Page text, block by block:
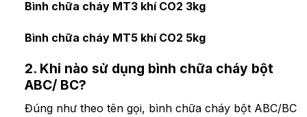
Bình chữa cháy MT3 khí CO2 3kg
Bình chữa cháy MT5 khí CO2 5kg
2. Khi nào sử dụng bình chữa cháy bột
ABC/ BC?
Đúng như theo tên gọi, bình chữa cháy bột ABC/BC